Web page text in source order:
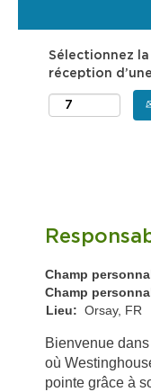
Sélectionnez
réception
Champ
Champ
Lieu: Orsay, FR
Bienvenue
où
pointe grâce à